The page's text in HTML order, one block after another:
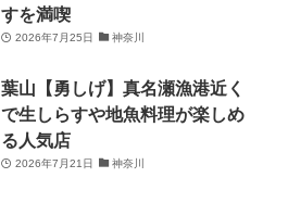
すを満喫
2026年7月25日 神奈川
葉山【勇しげ】真名瀬漁港近く
で生しらすや地魚料理が楽しめ
る人気店
2026年7月21日 神奈川